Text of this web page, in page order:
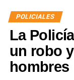
denuncia penal
únicamente
para evitar que
Ante la
POLICIALES
La
un robo
hombres